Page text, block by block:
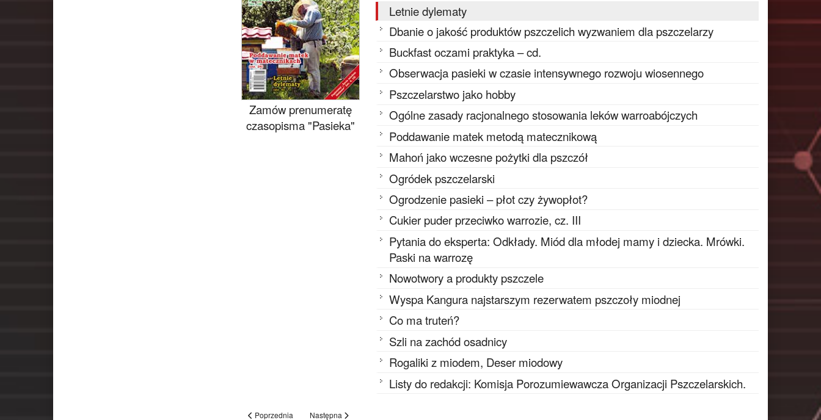
Zamów prenumeratę
czasopisma "Pasieka"
Letnie dylematy
Dbanie o jakość produktów pszczelich wyzwaniem dla pszczelarzy
Buckfast oczami praktyka – cd.
Obserwacja pasieki w czasie intensywnego rozwoju wiosennego
Pszczelarstwo jako hobby
Ogólne zasady racjonalnego stosowania leków warroabójczych
Poddawanie matek metodą matecznikową
Mahoń jako wczesne pożytki dla pszczół
Ogródek pszczelarski
Ogrodzenie pasieki – płot czy żywopłot?
Cukier puder przeciwko warrozie, cz. III
Pytania do eksperta: Odkłady. Miód dla młodej mamy i dziecka. Mrówki.
Paski na warrozę
Nowotwory a produkty pszczele
Wyspa Kangura najstarszym rezerwatem pszczoły miodnej
Co ma truteń?
Szli na zachód osadnicy
Rogaliki z miodem, Deser miodowy
Listy do redakcji: Komisja Porozumiewawcza Organizacji Pszczelarskich.
Poprzednia Następna